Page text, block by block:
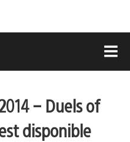
– Duels of
disponible